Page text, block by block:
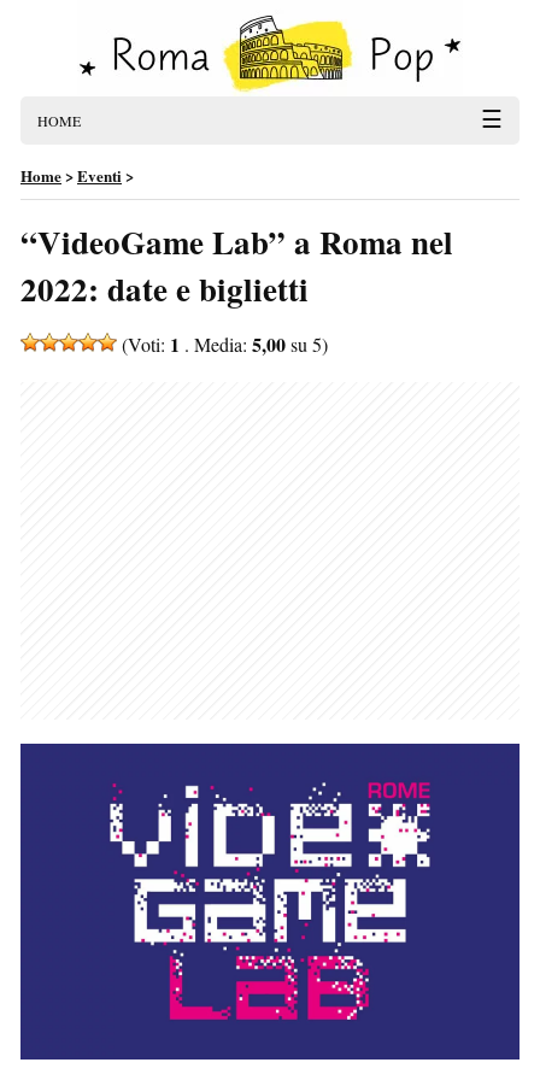
HOME ☰
Home>Eventi>
“VideoGame Lab” a Roma nel
2022: date e biglietti
(Voti: 1 . Media: 5,00su 5)